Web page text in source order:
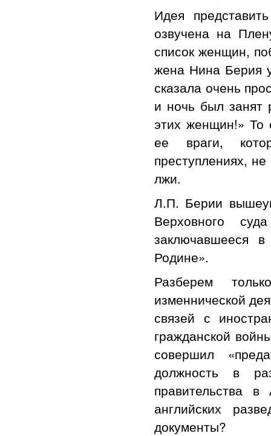
Идея
озвучена на
список женщин,
жена Нина Берия
сказала очень
и ночь был занят
этих женщин!» То
ее враги,
преступлениях,
лжи.
Л.П. Берии
Верховного
заключавшееся
Родине».
Разберем
изменнической
связей с
гражданской
совершил
должность в
правительства
английских
документы?